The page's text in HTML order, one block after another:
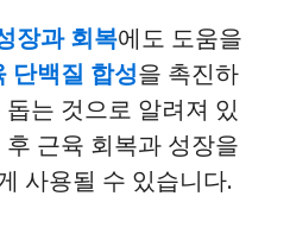
장과 회복에도 도움을
단백질 합성을 촉진하
돕는 것으로 알려져 있
근육 회복과 성장을
사용될 수 있습니다.